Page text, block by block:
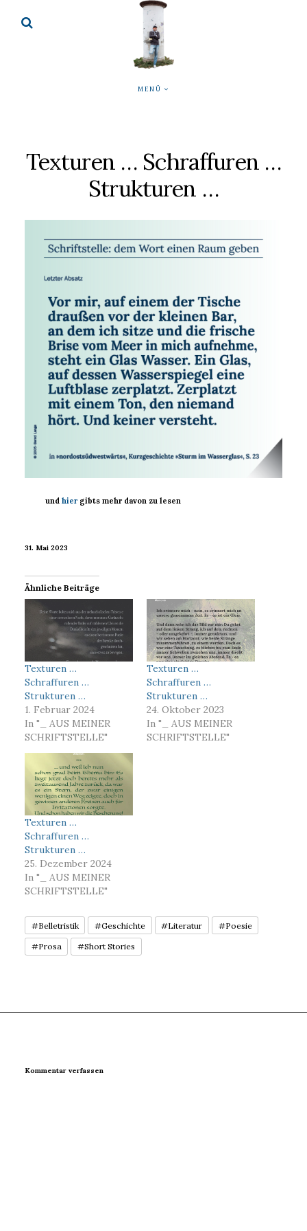
MENÜ
Texturen … Schraffuren …
Strukturen …
und hier gibts mehr davon zu lesen
31. Mai 2023
Ähnliche Beiträge
Texturen …
Schraffuren …
Strukturen …
1. Februar 2024
In "_ AUS MEINER
SCHRIFTSTELLE"
Texturen …
Schraffuren …
Strukturen …
24. Oktober 2023
In "_ AUS MEINER
SCHRIFTSTELLE"
Texturen …
Schraffuren …
Strukturen …
25. Dezember 2024
In "_ AUS MEINER
SCHRIFTSTELLE"
#Belletristik #Geschichte #Literatur #Poesie
#Prosa #Short Stories
Kommentar verfassen